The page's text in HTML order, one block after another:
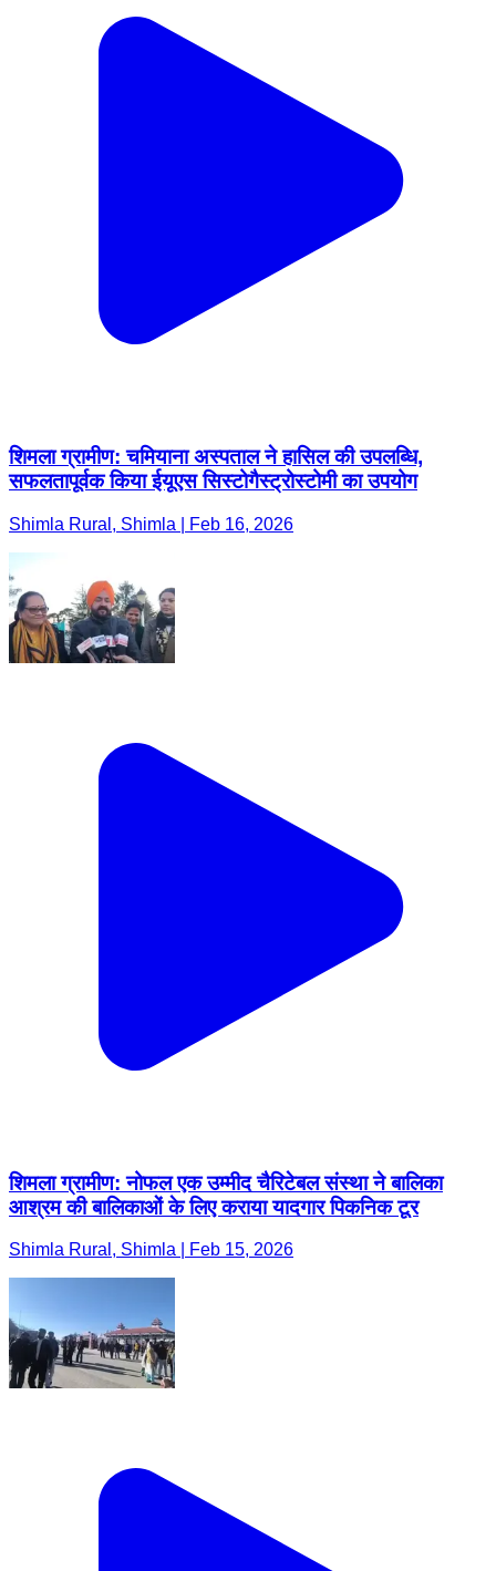
शिमला ग्रामीण: चमियाना अस्पताल ने हासिल की उपलब्धि,
सफलतापूर्वक किया ईयूएस सिस्टोगैस्ट्रोस्टोमी का उपयोग
Shimla Rural, Shimla | Feb 16, 2026
शिमला ग्रामीण: नोफल एक उम्मीद चैरिटेबल संस्था ने बालिका
आश्रम की बालिकाओं के लिए कराया यादगार पिकनिक टूर
Shimla Rural, Shimla | Feb 15, 2026